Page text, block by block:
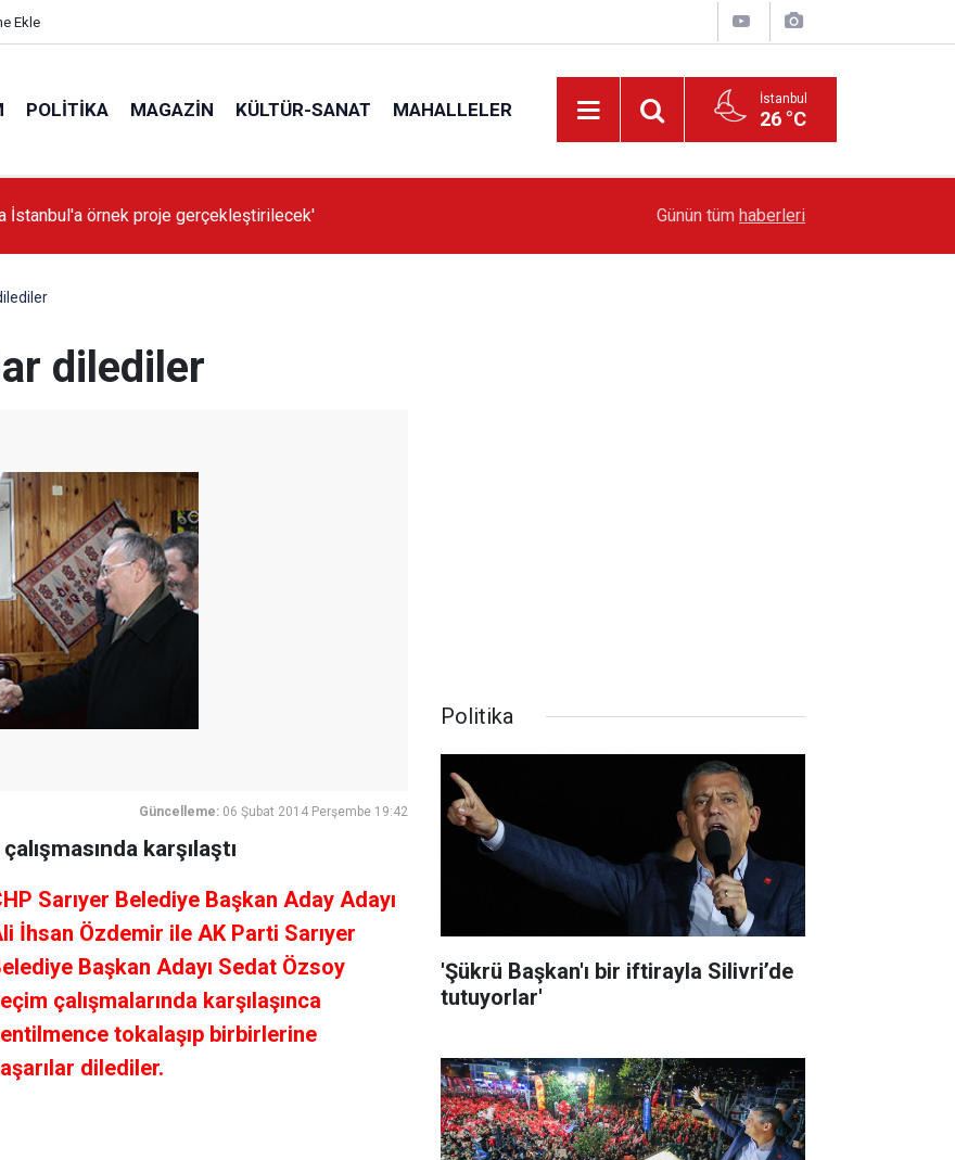
Ekle
POLITIKA MAGAZIN KÜLTÜR-SANAT MAHALLELER İstanbul
26 °C
İstanbul'a örnek proje gerçekleştirilecek' Sarıyer’de Edebiyat Rüzgârı Esecek
Günün tüm haberleri
dilediler
Güncelleme: 06 Şubat 2014 Perşembe 19:42
karşılaştı
Sarıyer Belediye Başkan Aday Adayı
İhsan Özdemir ile AK Parti Sarıyer
Başkan Adayı Sedat Özsoy
çalışmalarında karşılaşınca
tokalaşıp birbirlerine
dilediler.
Politika
'Şükrü Başkan'ı bir iftirayla Silivri’de
tutuyorlar'